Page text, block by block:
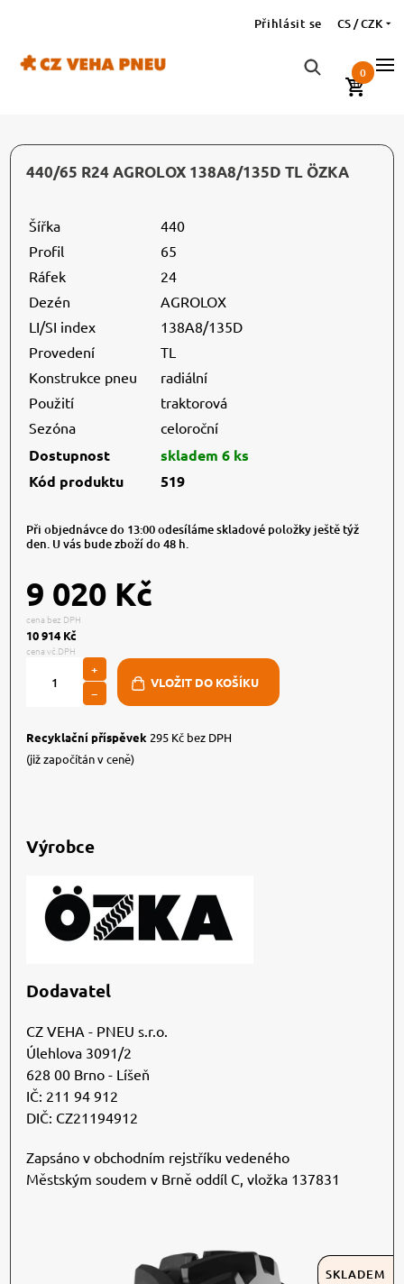
Přihlásit se CS / CZK
0
SKLADEM
440/65 R24 AGROLOX 138A8/135D TL ÖZKA
Šířka
440
Profil
65
Ráfek
24
Dezén
AGROLOX
LI/SI index
138A8/135D
Provedení
TL
Konstrukce pneu
radiální
Použití
traktorová
Sezóna
celoroční
Dostupnost
skladem 6 ks
Kód produktu
519
Při objednávce do 13:00 odesíláme skladové položky ještě týž
den. U vás bude zboží do 48 h.
9 020 Kč
cena bez DPH
10 914 Kč
cena vč.DPH
+
−
Recyklační příspěvek 295 Kč bez DPH
(již započítán v ceně)
Výrobce
Dodavatel
CZ VEHA - PNEU s.r.o.
Úlehlova 3091/2
628 00 Brno - Líšeň
IČ: 211 94 912
DIČ: CZ21194912
Zapsáno v obchodním rejstříku vedeného
Městským soudem v Brně oddíl C, vložka 137831